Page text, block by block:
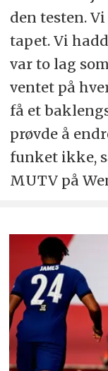
den testen.
tapet. Vi
var to lag
ventet på
få et
prøvde å
funket ikke,
MUTV på